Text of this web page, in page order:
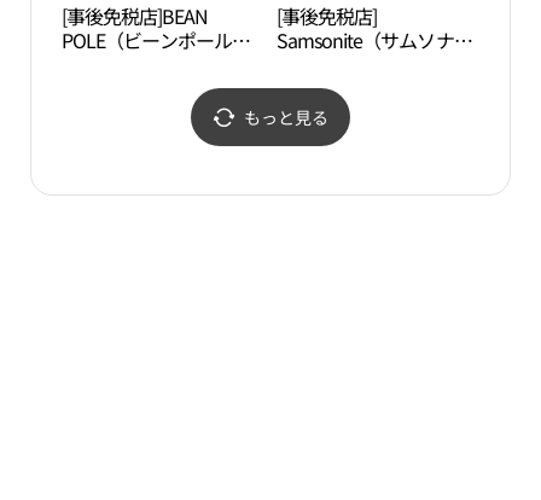
[事後免税店]BEAN
POLE（ビーンポール）
チョン（新村）店(빈폴
멘 현대백화점 신촌점)
[事後免税店]
Samsonite（サムソナイ
店シンチョン（新村）店
U-PLEX(쌤소나이트 레드
현대백화점 신촌점 유플
もっと見る